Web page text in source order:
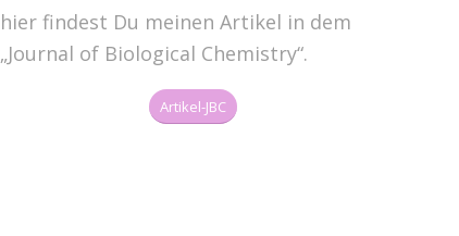
hier findest Du meinen Artikel in dem
„Journal of Biological Chemistry“.
Artikel-JBC